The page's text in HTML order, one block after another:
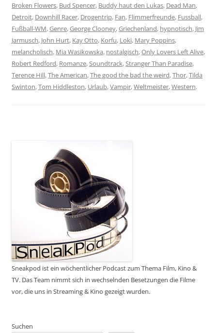
Broken Flowers, Bud Spencer, Buddy haut den Lukas, Dead Man,
Detroit, Downhill Racer, Drogentrip, Fan, Flimmerfreunde, Fussball,
Fußball-WM,Genre,George Clooney,Griechenland, hypnotisch, Jim
Jarmusch, John Hurt, Kay Otto, Korfu, Loki, Mary Poppins,
melancholisch, Mia Wasikowska, nostalgisch,Only Lovers Left Alive,
Robert Redford, Romanze,Soundtrack,Stranger Than Paradise,
Terence Hill,The American,The good the bad the weird,Thor,Tilda
Swinton,Tom Hiddleston, Urlaub,Vampir,Weltmeister,Western.
Sneakpod ist ein wöchentlicher Podcast zum Thema Film, Kino &
TV. Das Team nimmt sich in wechselnden Besetzungen die Filme
vor, die uns in Streaming & Kino gezeigt wurden.
Suchen